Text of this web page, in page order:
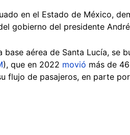
en el Estado de México,
gobierno del presidente
base aérea de Santa Lucía, se
), que en 2022 movió más de
flujo de pasajeros, en parte